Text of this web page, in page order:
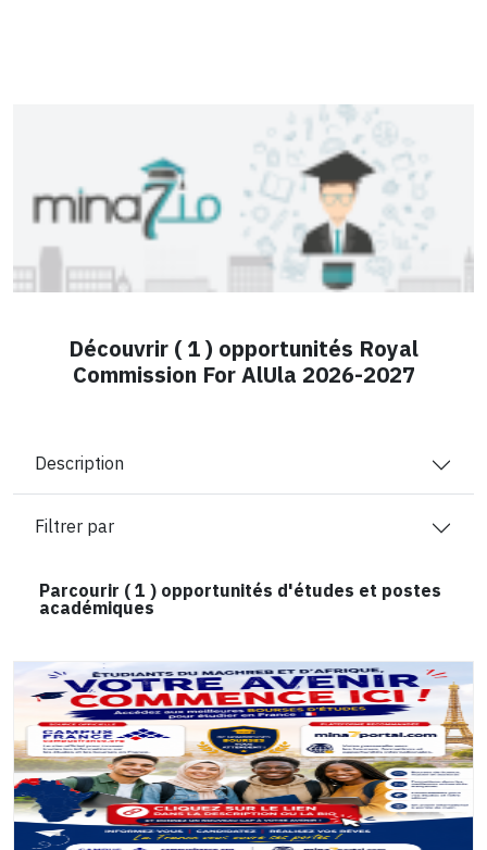
Découvrir ( 1 ) opportunités Royal
Commission For AlUla 2026-2027
Description
Filtrer par
Parcourir (1 ) opportunités d'études et postes
académiques